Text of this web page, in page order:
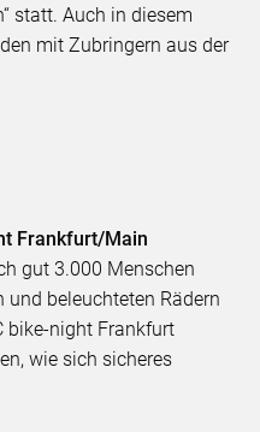
statt. Auch in diesem
mit Zubringern aus der
Frankfurt/Main
gut 3.000 Menschen
beleuchteten Rädern
bike-night Frankfurt
wie sich sicheres